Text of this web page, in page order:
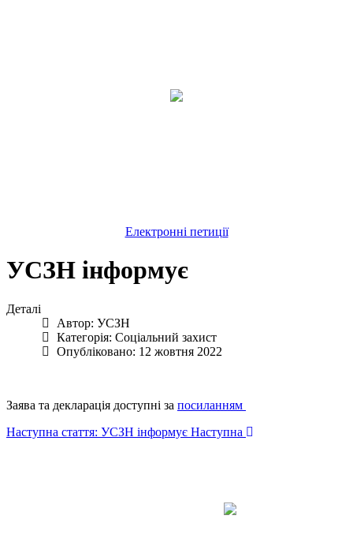
Електронні петиції
УСЗН інформує
Деталі
Автор: УСЗН
Категорія: Соціальний захист
Опубліковано: 12 жовтня 2022
Заява та декларація доступні за посиланням
Наступна стаття: УСЗН інформує Наступна